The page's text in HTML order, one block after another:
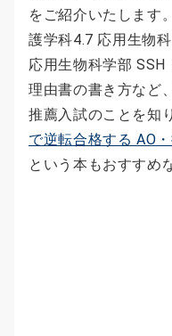
をご紹介いたします
護学科4.7 応用生物
応用生物科学部
理由書の書き方など
推薦入試のことを知
で逆転合格する AO
という本もおすすめ